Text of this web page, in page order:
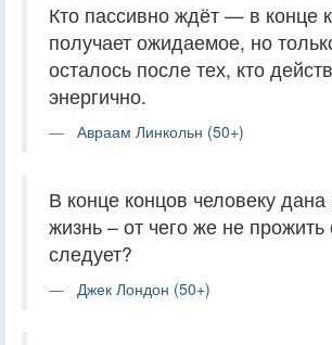
Кто пассивно ждёт — в конце
получает ожидаемое, но
осталось после тех, кто
энергично.
Авраам Линкольн (50+)
В конце концов человеку дана
жизнь – от чего же не прожить
следует?
Джек Лондон (50+)